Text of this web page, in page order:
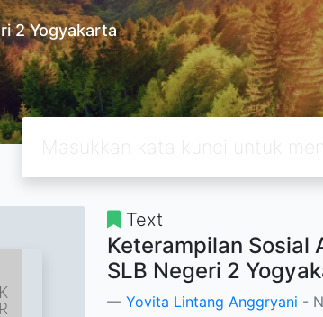
2 Yogyakarta
Text
Keterampilan Sosial
SLB Negeri 2
Yovita Lintang Anggryani -